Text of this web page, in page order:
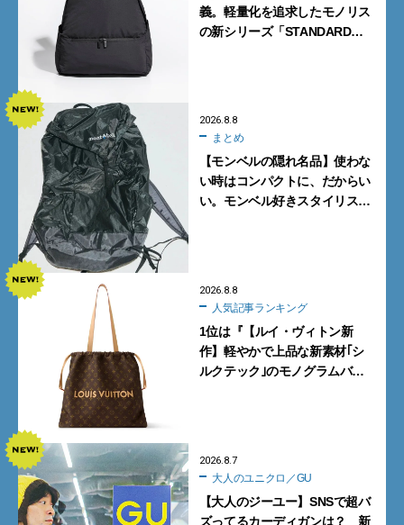
義。軽量化を追求したモノリス
の新シリーズ「STANDARD
2026.8.8
まとめ
【モンベルの隠れ名品】使わな
い時はコンパクトに、だからい
い。モンベル好きスタイリスト
2026.8.8
人気記事ランキング
1位は『【ルイ・ヴィトン新
作】軽やかで上品な新素材｢シ
ルクテック｣のモノグラムバッ
2026.8.7
大人のユニクロ／GU
【大人のジーユー】SNSで超バ
ズってるカーディガンは？ 新